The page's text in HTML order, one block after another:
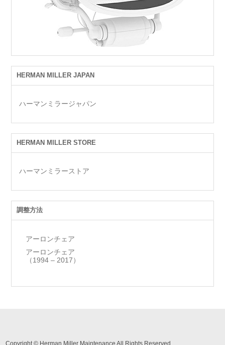
HERMAN MILLER JAPAN
ハーマンミラージャパン
HERMAN MILLER STORE
ハーマンミラーストア
調整方法
アーロンチェア
アーロンチェア
（1994 – 2017）
Copyright © Herman Miller Maintenance All Rights Reserved.